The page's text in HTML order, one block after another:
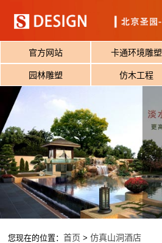
官方网站 卡通环境雕塑
园林雕塑 仿木工程
您现在的位置：首页 >仿真山洞酒店